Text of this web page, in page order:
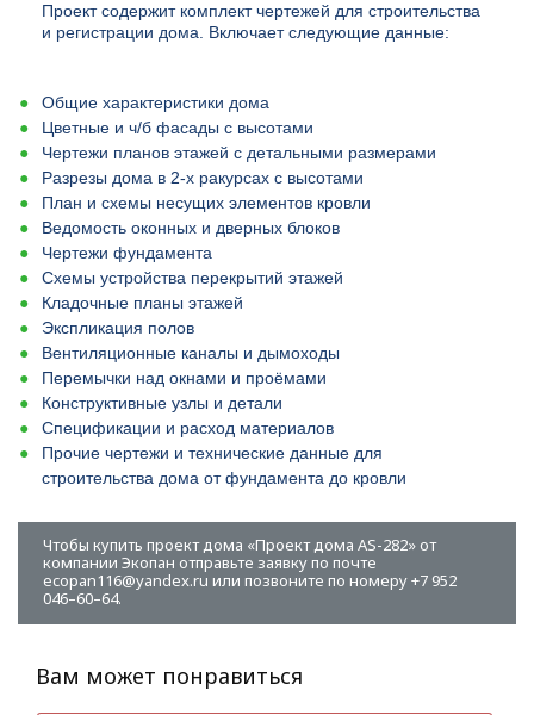
Проект содержит комплект чертежей для строительства
и регистрации дома. Включает следующие данные:
Общие характеристики дома
Цветные и ч/б фасады с высотами
Чертежи планов этажей с детальными размерами
Разрезы дома в 2-х ракурсах с высотами
План и схемы несущих элементов кровли
Ведомость оконных и дверных блоков
Чертежи фундамента
Схемы устройства перекрытий этажей
Кладочные планы этажей
Экспликация полов
Вентиляционные каналы и дымоходы
Перемычки над окнами и проёмами
Конструктивные узлы и детали
Спецификации и расход материалов
Прочие чертежи и технические данные для
строительства дома от фундамента до кровли
Чтобы купить проект дома «Проект дома AS-282» от
компании Экопан отправьте заявку по почте
ecopan116@yandex.ru или позвоните по номеру +7 952
046–60–64.
Вам может понравиться